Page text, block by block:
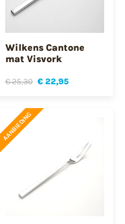
Wilkens Cantone
mat Visvork
€ 25,30 € 22,95
AANBIEDING